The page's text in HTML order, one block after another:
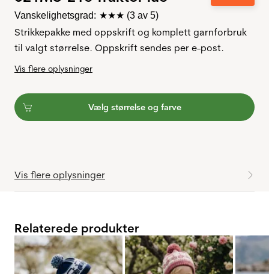
Vanskelighetsgrad: ★★★ (3 av 5)
Strikkepakke med oppskrift og komplett garnforbruk
til valgt størrelse. Oppskrift sendes per e-post.
Vis flere oplysninger
Vælg størrelse og farve
Vis flere oplysninger
Relaterede produkter